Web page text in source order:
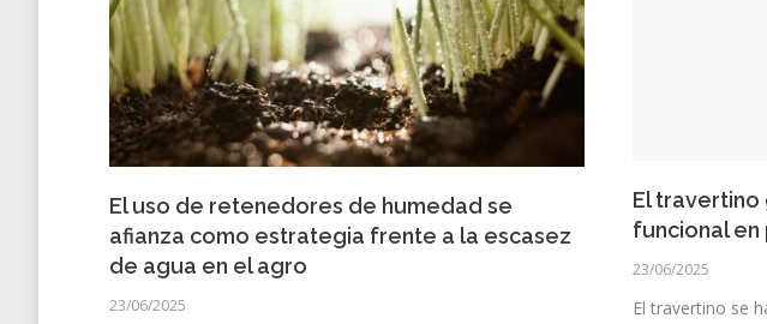
El uso de retenedores de humedad se
afianza como estrategia frente a la escasez
de agua en el agro
23/06/2025
El
funcional
23/06/2025
El travertino se